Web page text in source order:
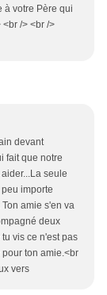
à votre Père qui
/> <br />
devant
fait que notre
seule
importe
amie s'en va
deux
vis ce n'est pas
ton amie.<br
vers